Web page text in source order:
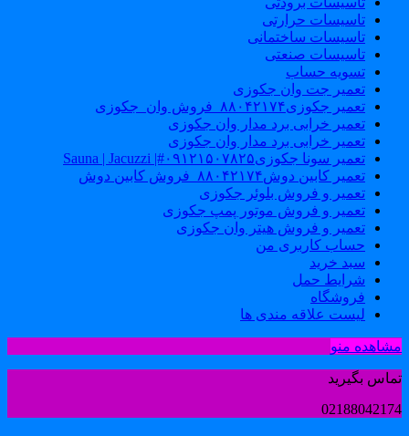
تاسیسات حرارتی
تاسیسات ساختمانی
تاسیسات صنعتی
تسویه حساب
تعمیر جت وان جکوزی
تعمیر جکوزی۸۸۰۴۲۱۷۴_فروش وان_جکوزی
تعمیر خرابی برد مدار وان جکوزی
تعمیر خرابی برد مدار وان جکوزی
تعمیر سونا جکوزی۰۹۱۲۱۵۰۷۸۲۵#| Sauna | Jacuzzi
تعمیر کابین دوش۸۸۰۴۲۱۷۴_فروش کابین دوش
تعمیر و فروش بلوئر جکوزی
تعمیر و فروش موتور پمپ جکوزی
تعمیر و فروش هیتر وان جکوزی
حساب کاربری من
سبد خرید
شرایط حمل
فروشگاه
لیست علاقه مندی ها
منو
بگیرید